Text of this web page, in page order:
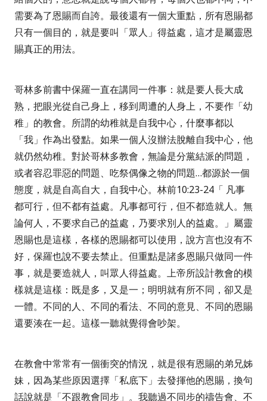
需要為了恩賜而自誇。最後還有一個大重點，所有恩賜都
只有一個目的，就是要叫「眾人」得益處，這才是屬靈恩
賜真正的用法。
哥林多前書中保羅一直在講同一件事：就是要人長大成
熟，把眼光從自己身上，移到周遭的人身上，不要作「幼
稚」的教會。所謂的幼稚就是自我中心，什麼事都以
「我」作為出發點。如果一個人沒辦法脫離自我中心，他
就仍然幼稚。對於哥林多教會，無論是分黨結派的問題，
或者容忍罪惡的問題、吃祭偶像之物的問題…都源於一個
態度，就是自高自大，自我中心。 林前10:23-24 「 凡事
都可行，但不都有益處。凡事都可行，但不都造就人。無
論何人，不要求自己的益處，乃要求別人的益處。」屬靈
恩賜也是這樣，各樣的恩賜都可以使用，說方言也沒有不
好，保羅也說不要去禁止。但重點是諸多恩賜只做同一件
事，就是要造就人，叫眾人得益處。上帝所設計教會的模
樣就是這樣：既是多，又是一；明明就有所不同，卻又是
一體。不同的人、不同的看法、不同的意見、不同的恩賜
還要湊在一起。這樣一聽就覺得會吵架。
在教會中常常有一個衝突的情況，就是很有恩賜的弟兄姊
妹，因為某些原因選擇「私底下」去發揮他的恩賜，換句
話說就是「不跟教會同步」。我聽過不同步的禱告會、不